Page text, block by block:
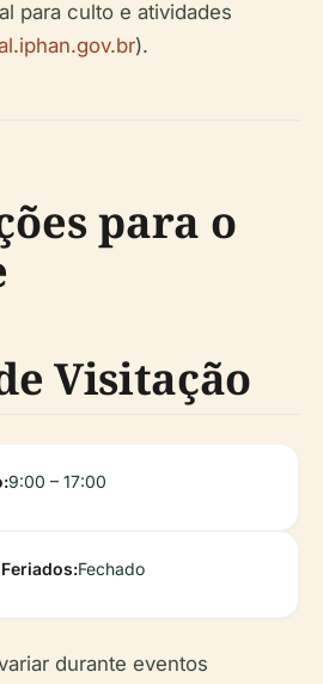
para culto e atividades
).
para o
Visitação
9:00 – 17:00
Fechado
durante eventos